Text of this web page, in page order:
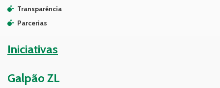
Transparência
Parcerias
Iniciativas
Galpão ZL